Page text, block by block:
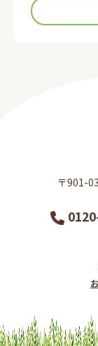
〒901-